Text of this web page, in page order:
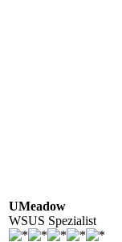
UMeadow
WSUS Spezialist